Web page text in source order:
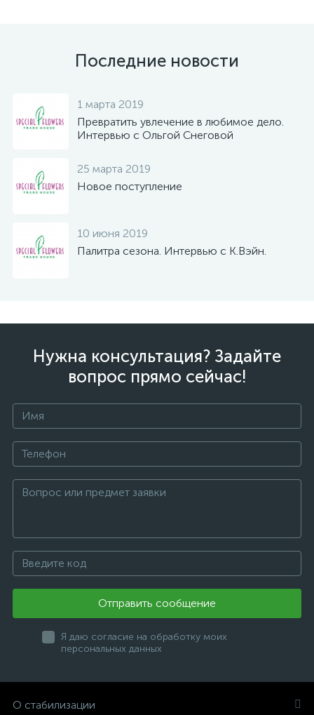
Последние новости
1 марта 2019
Превратить увлечение в любимое дело.
Интервью с Ольгой Снеговой
25 марта 2019
Новое поступление
10 июня 2019
Палитра сезона. Интервью с К.Вэйн.
Нужна консультация? Задайте
вопрос прямо сейчас!
Отправить сообщение
Я даю согласие на обработку моих
персональных данных
О стабилизации